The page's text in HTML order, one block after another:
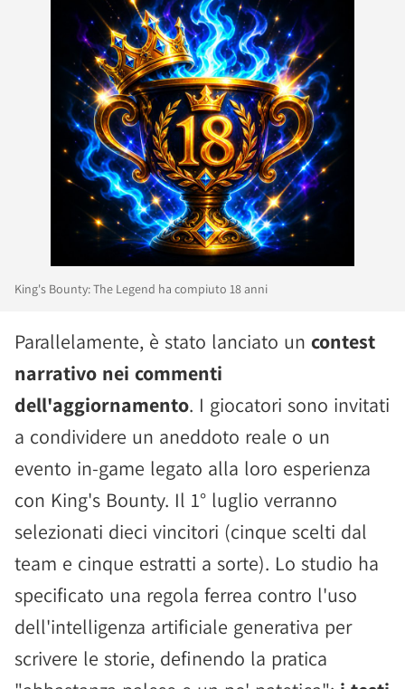
King's Bounty: The Legend ha compiuto 18 anni
Parallelamente, è stato lanciato un contest
narrativo nei commenti
dell'aggiornamento. I giocatori sono invitati
a condividere un aneddoto reale o un
evento in-game legato alla loro esperienza
con King's Bounty. Il 1° luglio verranno
selezionati dieci vincitori (cinque scelti dal
team e cinque estratti a sorte). Lo studio ha
specificato una regola ferrea contro l'uso
dell'intelligenza artificiale generativa per
scrivere le storie, definendo la pratica